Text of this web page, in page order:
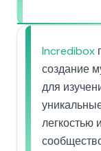
Incredibox
создание
для
легкостью